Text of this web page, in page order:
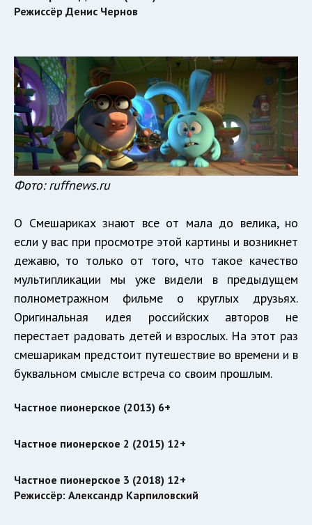
Режиссёр Денис Чернов
Фото: ruffnews.ru
О Смешариках знают все от мала до велика, но
если у вас при просмотре этой картины и возникнет
дежавю, то только от того, что такое качество
мультипликации мы уже видели в предыдущем
полнометражном фильме о круглых друзьях.
Оригинальная идея российских авторов не
перестает радовать детей и взрослых. На этот раз
смешарикам предстоит путешествие во времени и в
буквальном смысле встреча со своим прошлым.
Частное пионерское (2013) 6+
Частное пионерское 2 (2015) 12+
Частное пионерское 3 (2018) 12+
Режиссёр: Александр Карпиловский